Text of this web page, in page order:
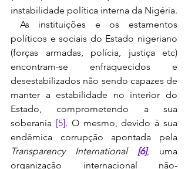
instabilidade política interna da Nigéria.
políticos e sociais do Estado nigeriano
(forças armadas, polícia, justiça etc)
encontram-se enfraquecidos e
desestabilizados não sendo capazes de
manter a estabilidade no interior do
Estado, comprometendo a sua
soberania [5]. O mesmo, devido à sua
Transparency International [6], uma
organização internacional não-